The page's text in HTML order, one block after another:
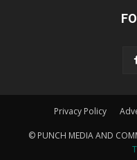
Privacy Policy
© PUNCH MEDIA AND